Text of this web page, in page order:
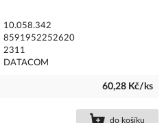
10.058.342
8591952252620
2311
DATACOM
60,28 Kč/ks
do košíku